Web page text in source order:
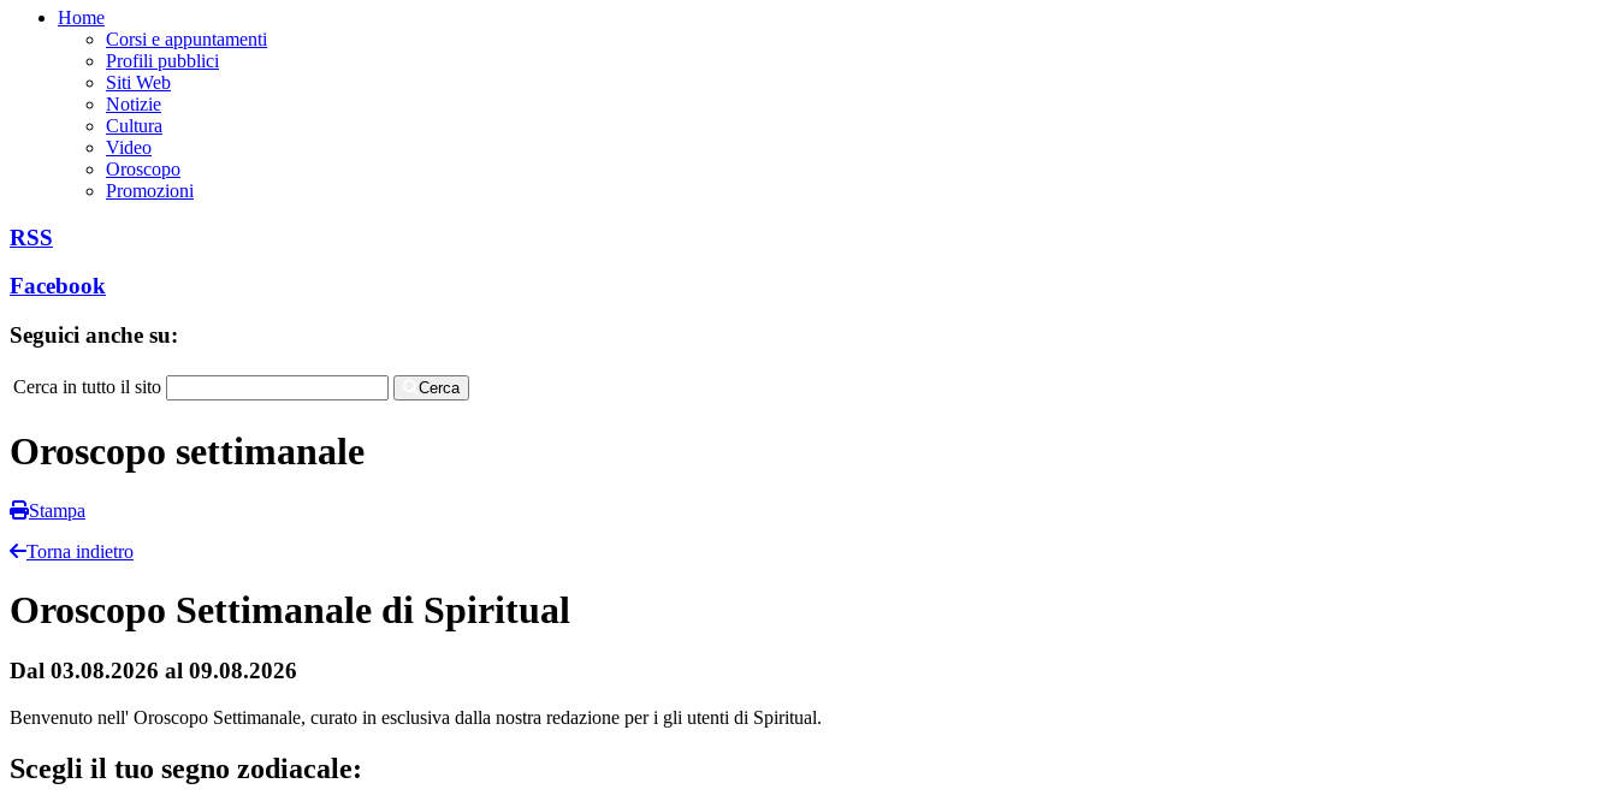
Home
Corsi e appuntamenti
Profili pubblici
Siti Web
Notizie
Cultura
Video
Oroscopo
Promozioni
RSS
Facebook
Seguici anche su:
Cerca in tutto il sito Cerca
Oroscopo settimanale
Stampa
Torna indietro
Oroscopo Settimanale di Spiritual
Dal 03.08.2026 al 09.08.2026
Benvenuto nell' Oroscopo Settimanale, curato in esclusiva dalla nostra redazione per i gli utenti di Spiritual.
Scegli il tuo segno zodiacale: